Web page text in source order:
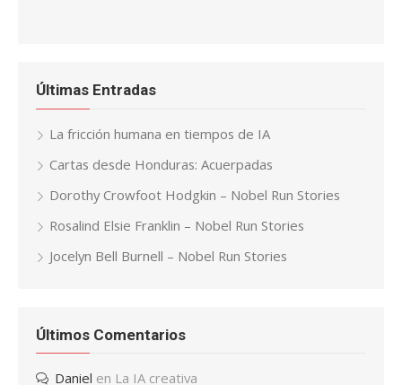
Últimas Entradas
La fricción humana en tiempos de IA
Cartas desde Honduras: Acuerpadas
Dorothy Crowfoot Hodgkin – Nobel Run Stories
Rosalind Elsie Franklin – Nobel Run Stories
Jocelyn Bell Burnell – Nobel Run Stories
Últimos Comentarios
Daniel en La IA creativa